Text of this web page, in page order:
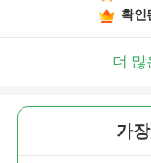
확인
더 많
가